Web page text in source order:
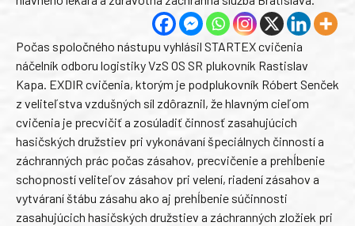
Počas spoločného nástupu vyhlásil STARTEX cvičenia
náčelník odboru logistiky VzS OS SR plukovník Rastislav
Kapa. EXDIR cvičenia, ktorým je podplukovník Róbert Senček
z veliteľstva vzdušných síl zdôraznil, že hlavným cieľom
cvičenia je precvičiť a zosúladiť činnosť zasahujúcich
hasičských družstiev pri vykonávaní špeciálnych činností a
záchranných prác počas zásahov, precvičenie a prehĺbenie
schopností veliteľov zásahov pri velení, riadení zásahov a
vytváraní štábu zásahu ako aj prehĺbenie súčinnosti
zasahujúcich hasičských družstiev a záchranných zložiek pri